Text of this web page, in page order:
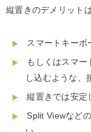
縦置きのデメリット
スマートキーボ
もしくはスマ
し込むような、
縦置きでは安定
Split Viewなど